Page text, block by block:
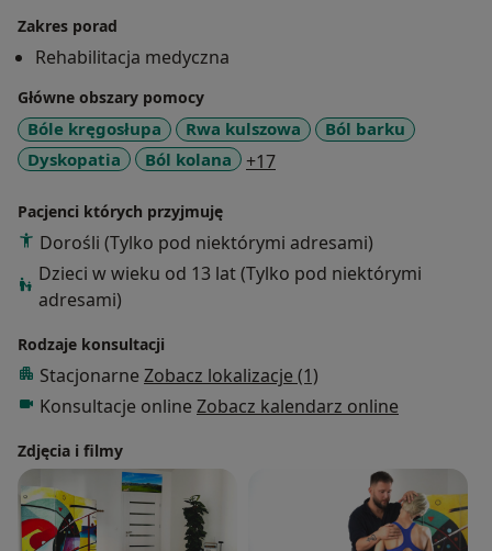
moje umiejętności w zakresie osteopatii pozwalają mi
na holistyczne spojrzenie na zdrowie, co przekłada się
na kompleksową opiekę i skuteczne leczenie.
Zakres porad
Rehabilitacja medyczna
Główne obszary pomocy
Bóle kręgosłupa Rwa kulszowa
Ból barku
Dyskopatia
Ból kolana +17a11y_sr_more_diseases
Pacjenci których przyjmuję
Dorośli (Tylko pod niektórymi adresami)
Dzieci w wieku od 13 lat (Tylko pod niektórymi
adresami)
Rodzaje konsultacji
Stacjonarne Zobacz lokalizacje (1)
Konsultacje online Zobacz kalendarz online
Zdjęcia i filmy